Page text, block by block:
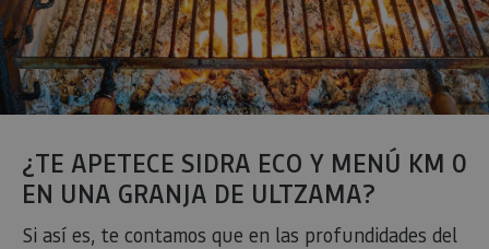
¿TE APETECE SIDRA ECO Y MENÚ KM 0
EN UNA GRANJA DE ULTZAMA?
Si así es, te contamos que en las profundidades del